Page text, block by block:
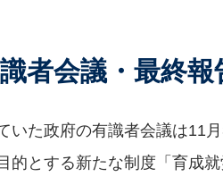
者会議・最終報
た政府の有識者会議は11
とする新たな制度「育成